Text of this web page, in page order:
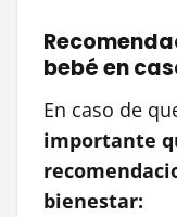
bebé en
En caso de
importante
bienestar: